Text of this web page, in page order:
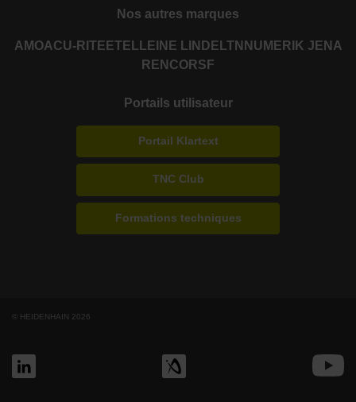
Nos autres marques
AMOACU-RITE ETEL LEINE LINDE LTN NUMERIK JENA
RENCORSF
Portails utilisateur
Portail Klartext
TNC Club
Formations techniques
© HEIDENHAIN 2026